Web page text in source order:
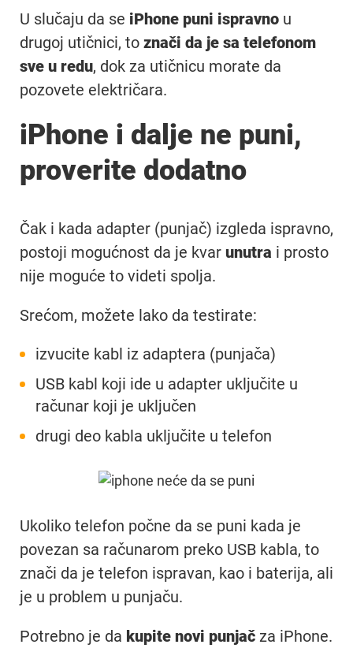
U slučaju da se iPhone puni ispravno u
drugoj utičnici, to znači da je sa telefonom
sve u redu, dok za utičnicu morate da
pozovete električara.
iPhone i dalje ne puni,
proverite dodatno
Čak i kada adapter (punjač) izgleda ispravno,
postoji mogućnost da je kvar unutra i prosto
nije moguće to videti spolja.
Srećom, možete lako da testirate:
izvucite kabl iz adaptera (punjača)
USB kabl koji ide u adapter uključite u
računar koji je uključen
drugi deo kabla uključite u telefon
Ukoliko telefon počne da se puni kada je
povezan sa računarom preko USB kabla, to
znači da je telefon ispravan, kao i baterija, ali
je u problem u punjaču.
Potrebno je da kupite novi punjač za iPhone.